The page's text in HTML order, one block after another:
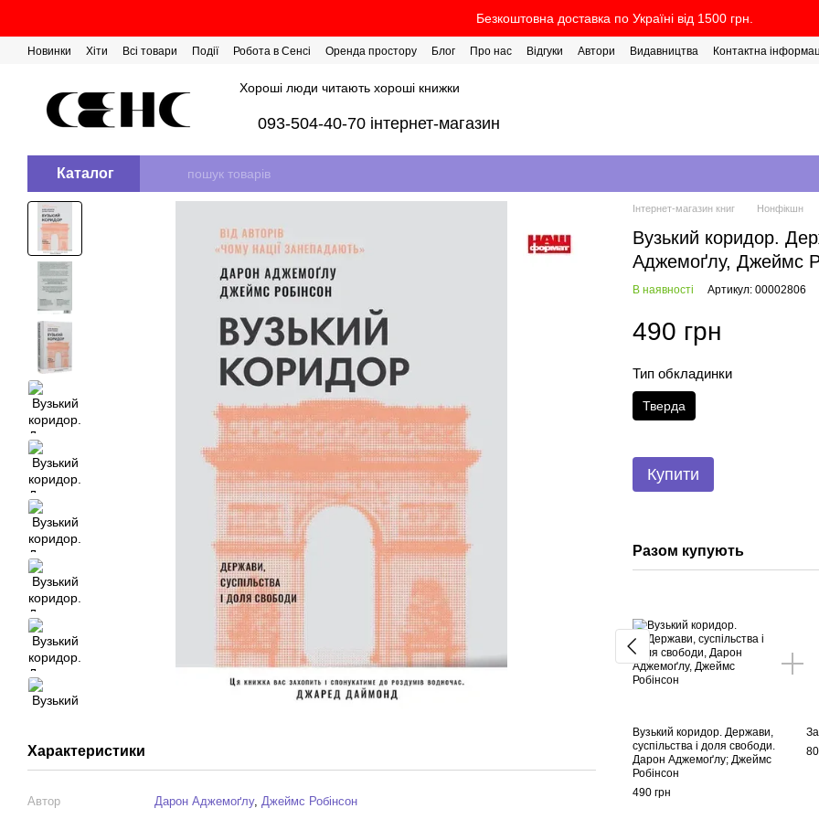
Безкоштовна доставка по Україні від 1500 грн.
Новинки Хіти Всі товари Події Робота в Сенсі Оренда простору Блог Про нас Відгуки Автори Видавництва Контактна
Хороші люди читають хороші книжки
093-504-40-70 інтернет-магазин
Каталог
Характеристики
Автор Дарон Аджемоґлу, Джеймс Робінсон
Інтернет-магазин книг Нонфікшн
Вузький коридор.
Аджемоґлу, Джеймс
В наявності Артикул: 00002806
490 грн
Тип обкладинки
Тверда
Купити
Разом купують
Вузький коридор. Держави,
суспільства і доля свободи.
Дарон Аджемоґлу; Джеймс
Робінсон
490 грн